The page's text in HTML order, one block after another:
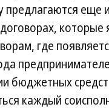
еще
где
бюджетных
каждый